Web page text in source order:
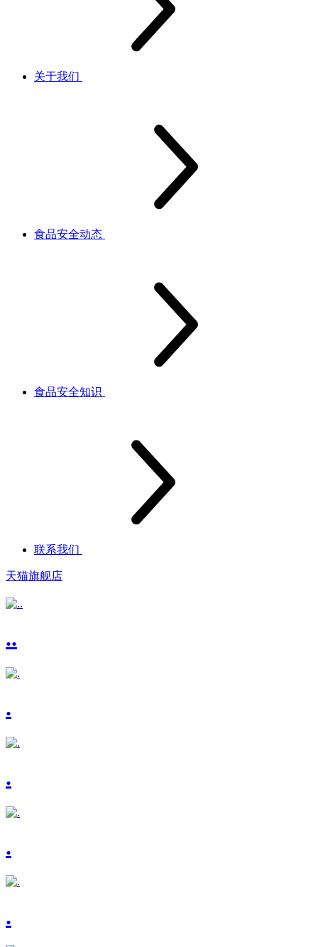
关于我们
食品安全动态
食品安全知识
联系我们
天猫旗舰店
..
.
.
.
.